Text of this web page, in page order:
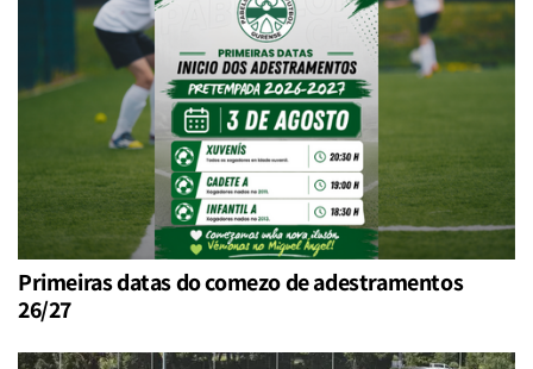
Primeiras datas do comezo de adestramentos
26/27